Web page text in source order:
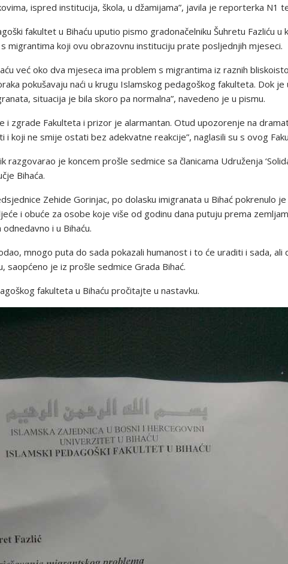
ispred institucija, škola, u džamijama”, javila je reporterka N1
fakultet u Bihaću uputio pismo gradonačelniku Šuhretu Fazliću u
migrantima koji ovu obrazovnu instituciju prate posljednjih mjeseci.
već oko dva mjeseca ima problem s migrantima iz raznih
pokušavaju naći u krugu Islamskog pedagoškog fakulteta. Dok je
situacija je bila skoro pa normalna”, navedeno je u pismu.
i zgrade Fakulteta i prizor je alarmantan. Otud upozorenje na
koji ne smije ostati bez adekvatne reakcije”, naglasili su s ovog
razgovarao je koncem prošle sedmice sa članicama Udruženja
Bihaća.
Zehide Gorinjac, po dolasku imigranata u Bihać pokrenulo
i obuće za osobe koje više od godinu dana putuju prema
i u Bihaću.
mnogo puta do sada pokazali humanost i to će uraditi i sada, ali
saopćeno je iz prošle sedmice Grada Bihać.
fakulteta u Bihaću pročitajte u nastavku.